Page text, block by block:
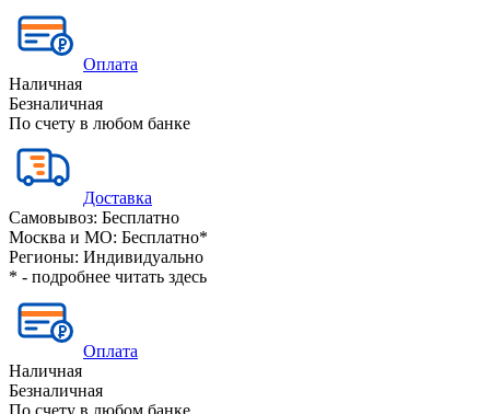
Оплата
Наличная
Безналичная
По счету в любом банке
Доставка
Самовывоз: Бесплатно
Москва и МО: Бесплатно*
Регионы: Индивидуально
* - подробнее читать здесь
Оплата
Наличная
Безналичная
По счету в любом банке